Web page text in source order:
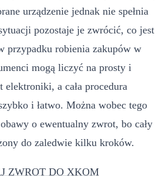
urządzenie jednak nie spełnia
pozostaje je zwrócić, co jest
przypadku robienia zakupów w
mogą liczyć na prosty i
a cała procedura
i łatwo. Można wobec tego
o ewentualny zwrot, bo cały
do zaledwie kilku kroków.
ZWROT DO XKOM